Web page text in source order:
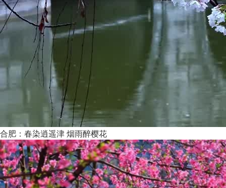
合肥：春染逍遥津 烟雨醉樱花